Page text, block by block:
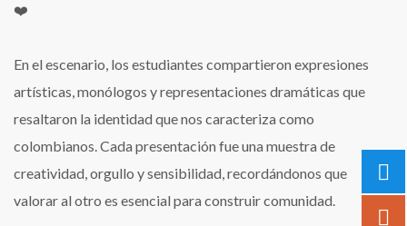
❤️
En el escenario, los estudiantes compartieron expresiones
artísticas, monólogos y representaciones dramáticas que
resaltaron la identidad que nos caracteriza como
colombianos. Cada presentación fue una muestra de
creatividad, orgullo y sensibilidad, recordándonos que
valorar al otro es esencial para construir comunidad.